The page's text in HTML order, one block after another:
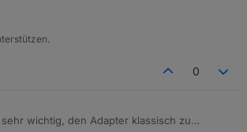
0
sehr wichtig, den Adapter klassisch zu